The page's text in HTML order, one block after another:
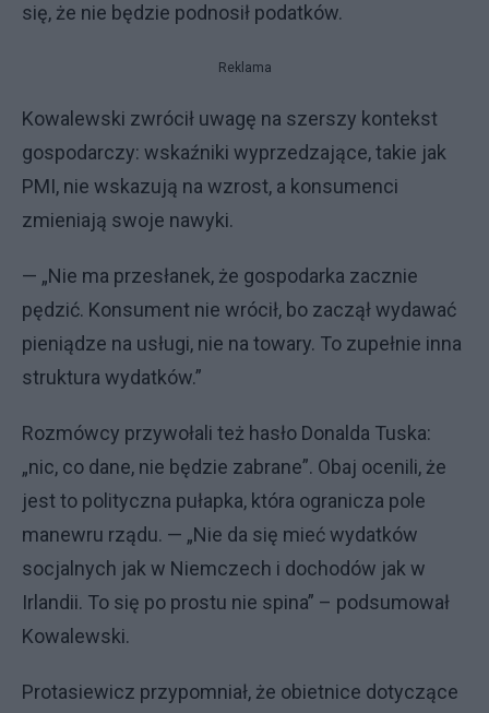
się, że nie będzie podnosił podatków.
Reklama
Kowalewski zwrócił uwagę na szerszy kontekst
gospodarczy: wskaźniki wyprzedzające, takie jak
PMI, nie wskazują na wzrost, a konsumenci
zmieniają swoje nawyki.
— „Nie ma przesłanek, że gospodarka zacznie
pędzić. Konsument nie wrócił, bo zaczął wydawać
pieniądze na usługi, nie na towary. To zupełnie inna
struktura wydatków.”
Rozmówcy przywołali też hasło Donalda Tuska:
„nic, co dane, nie będzie zabrane”. Obaj ocenili, że
jest to polityczna pułapka, która ogranicza pole
manewru rządu. — „Nie da się mieć wydatków
socjalnych jak w Niemczech i dochodów jak w
Irlandii. To się po prostu nie spina” – podsumował
Kowalewski.
Protasiewicz przypomniał, że obietnice dotyczące